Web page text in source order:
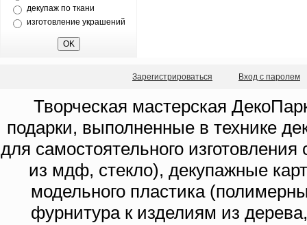
декупаж по ткани
изготовление украшений
Зарегистрироваться Вход с паролем
Творческая мастерская
подарки, выполненные в технике
для самостоятельного
из мдф, стекло), декупажные
модельного пластика
фурнитура к изделиям из